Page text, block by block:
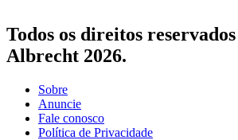
Todos os direitos
Albrecht 2026.
Sobre
Anuncie
Fale conosco
Política de Privacidade